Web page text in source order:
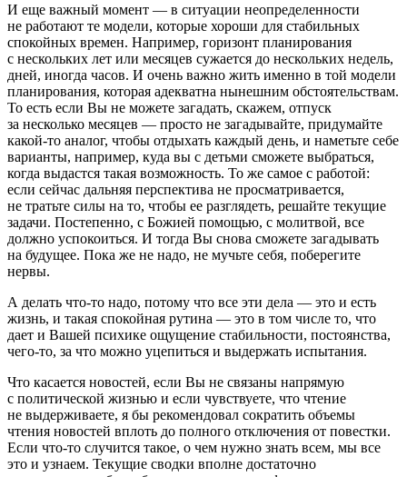
И еще важный момент — в ситуации неопределенности
не работают те модели, которые хороши для стабильных
спокойных времен. Например, горизонт планирования
с нескольких лет или месяцев сужается до нескольких недель,
дней, иногда часов. И очень важно жить именно в той модели
планирования, которая адекватна нынешним обстоятельствам.
То есть если Вы не можете загадать, скажем, отпуск
за несколько месяцев — просто не загадывайте, придумайте
какой-то аналог, чтобы отдыхать каждый день, и наметьте себе
варианты, например, куда вы с детьми сможете выбраться,
когда выдастся такая возможность. То же самое с работой:
если сейчас дальняя перспектива не просматривается,
не тратьте силы на то, чтобы ее разглядеть, решайте текущие
задачи. Постепенно, с Божией помощью, с молитвой, все
должно успокоиться. И тогда Вы снова сможете загадывать
на будущее. Пока же не надо, не мучьте себя, поберегите
нервы.
А делать что-то надо, потому что все эти дела — это и есть
жизнь, и такая спокойная рутина — это в том числе то, что
дает и Вашей психике ощущение стабильности, постоянства,
чего-то, за что можно уцепиться и выдержать испытания.
Что касается новостей, если Вы не связаны напрямую
с политической жизнью и если чувствуете, что чтение
не выдерживаете, я бы рекомендовал сократить объемы
чтения новостей вплоть до полного отключения от повестки.
Если что-то случится такое, о чем нужно знать всем, мы все
это и узнаем. Текущие сводки вполне достаточно